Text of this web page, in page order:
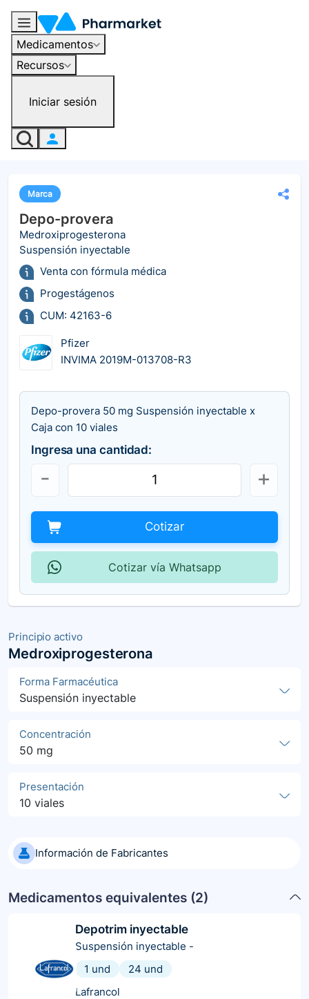
Medicamentos
Recursos
Iniciar sesión
Principio activo
Medroxiprogesterona
Forma Farmacéutica
Suspensión inyectable
Concentración
50 mg
Presentación
10 viales
Información de Fabricantes
Medicamentos equivalentes (2)
Depotrim inyectable
Suspensión inyectable -
1 und
24 und
Lafrancol
Marca
Depo-provera
Medroxiprogesterona
Suspensión inyectable
Venta con fórmula médica
Progestágenos
CUM: 42163-6
Pfizer
INVIMA 2019M-013708-R3
Depo-provera 50 mg Suspensión inyectable x
Caja con 10 viales
Ingresa una cantidad:
Cotizar
Cotizar vía Whatsapp